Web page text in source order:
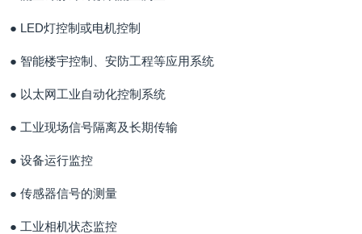
● LED灯控制或电机控制
● 智能楼宇控制、安防工程等应用系统
● 以太网工业自动化控制系统
● 工业现场信号隔离及长期传输
● 设备运行监控
● 传感器信号的测量
● 工业相机状态监控